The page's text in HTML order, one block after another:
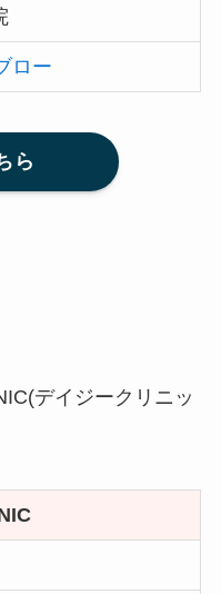
ロー
ら